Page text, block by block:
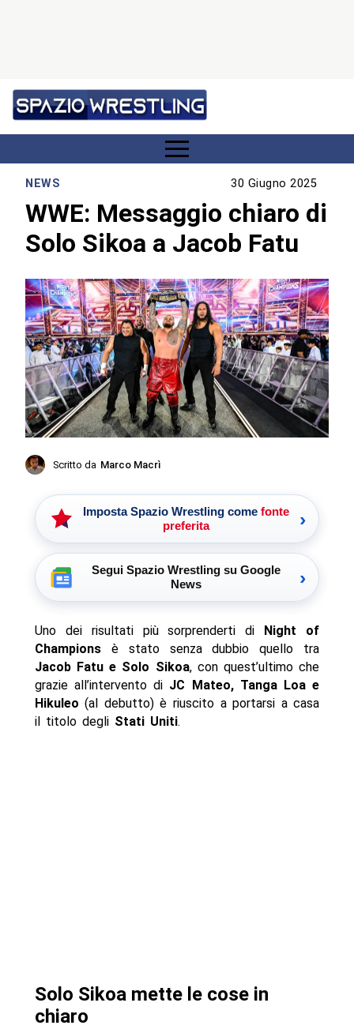
NEWS 30 Giugno 2025
WWE: Messaggio chiaro di
Solo Sikoa a Jacob Fatu
Scritto da Marco Macrì
Imposta Spazio Wrestling come fonte
preferita
›
Segui Spazio Wrestling su Google
News
›
Uno dei risultati più sorprenderti di
Night of
Championsè stato senza dubbio quello tra
Jacob Fatu e Solo Sikoa, con quest’ultimo che
grazie all’intervento di JC Mateo, Tanga Loa e
Hikuleo (al debutto) è riuscito a portarsi a casa
il titolo degliStati Uniti.
Solo Sikoa mette le cose in
chiaro